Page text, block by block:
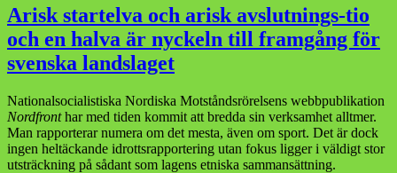
rastyp
och
jag
Arisk startelva och arisk avslutnings-tio
och en halva är nyckeln till framgång för
svenska landslaget
Nationalsocialistiska Nordiska Motståndsrörelsens webbpublikation
Nordfronthar med tiden kommit att bredda sin verksamhet alltmer.
Man rapporterar numera om det mesta, även om sport. Det är dock
ingen heltäckande idrottsrapportering utan fokus ligger i väldigt stor
utsträckning på sådant som lagens etniska sammansättning.